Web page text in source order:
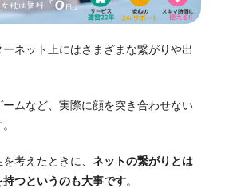
ネット上にはさまざまな繋がりや出
ムなど、実際に顔を突き合わせない
考えたときに、 ネットの繋がりとは
つというのも大事です。